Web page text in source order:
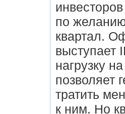
по
квартал.
выступает
нагрузку
позволяет
тратить
к ним. Но